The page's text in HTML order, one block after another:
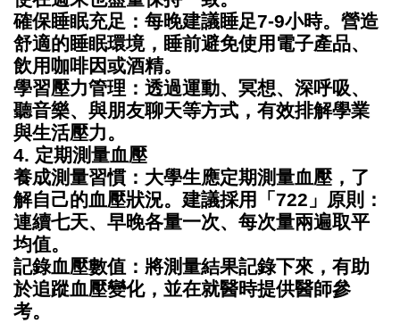
確保睡眠充足 ：每晚建議睡足7-9小時。營造
舒適的睡眠環境，睡前避免使用電子產品、
飲用咖啡因或酒精。
學習壓力管理 ：透過運動、冥想、深呼吸、
聽音樂、與朋友聊天等方式，有效排解學業
與生活壓力。
4. 定期測量血壓
養成測量習慣：大學生應定期測量血壓，了
解自己的血壓狀況。建議採用「722」原則：
連續七天、早晚各量一次、每次量兩遍取平
均值。
記錄血壓數值 ：將測量結果記錄下來，有助
於追蹤血壓變化，並在就醫時提供醫師參
考。